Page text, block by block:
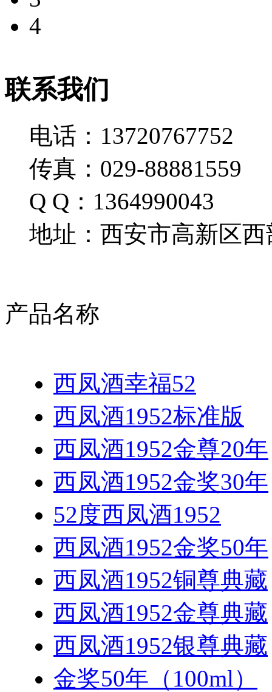
4
联系我们
电话：13720767752
传真：029-88881559
Q Q：1364990043
地址：西安市高新区西
产品名称
西凤酒幸福52
西凤酒1952标准版
西凤酒1952金尊20年
西凤酒1952金奖30年
52度西凤酒1952
西凤酒1952金奖50年
西凤酒1952铜尊典藏
西凤酒1952金尊典藏
西凤酒1952银尊典藏
金奖50年（100ml）